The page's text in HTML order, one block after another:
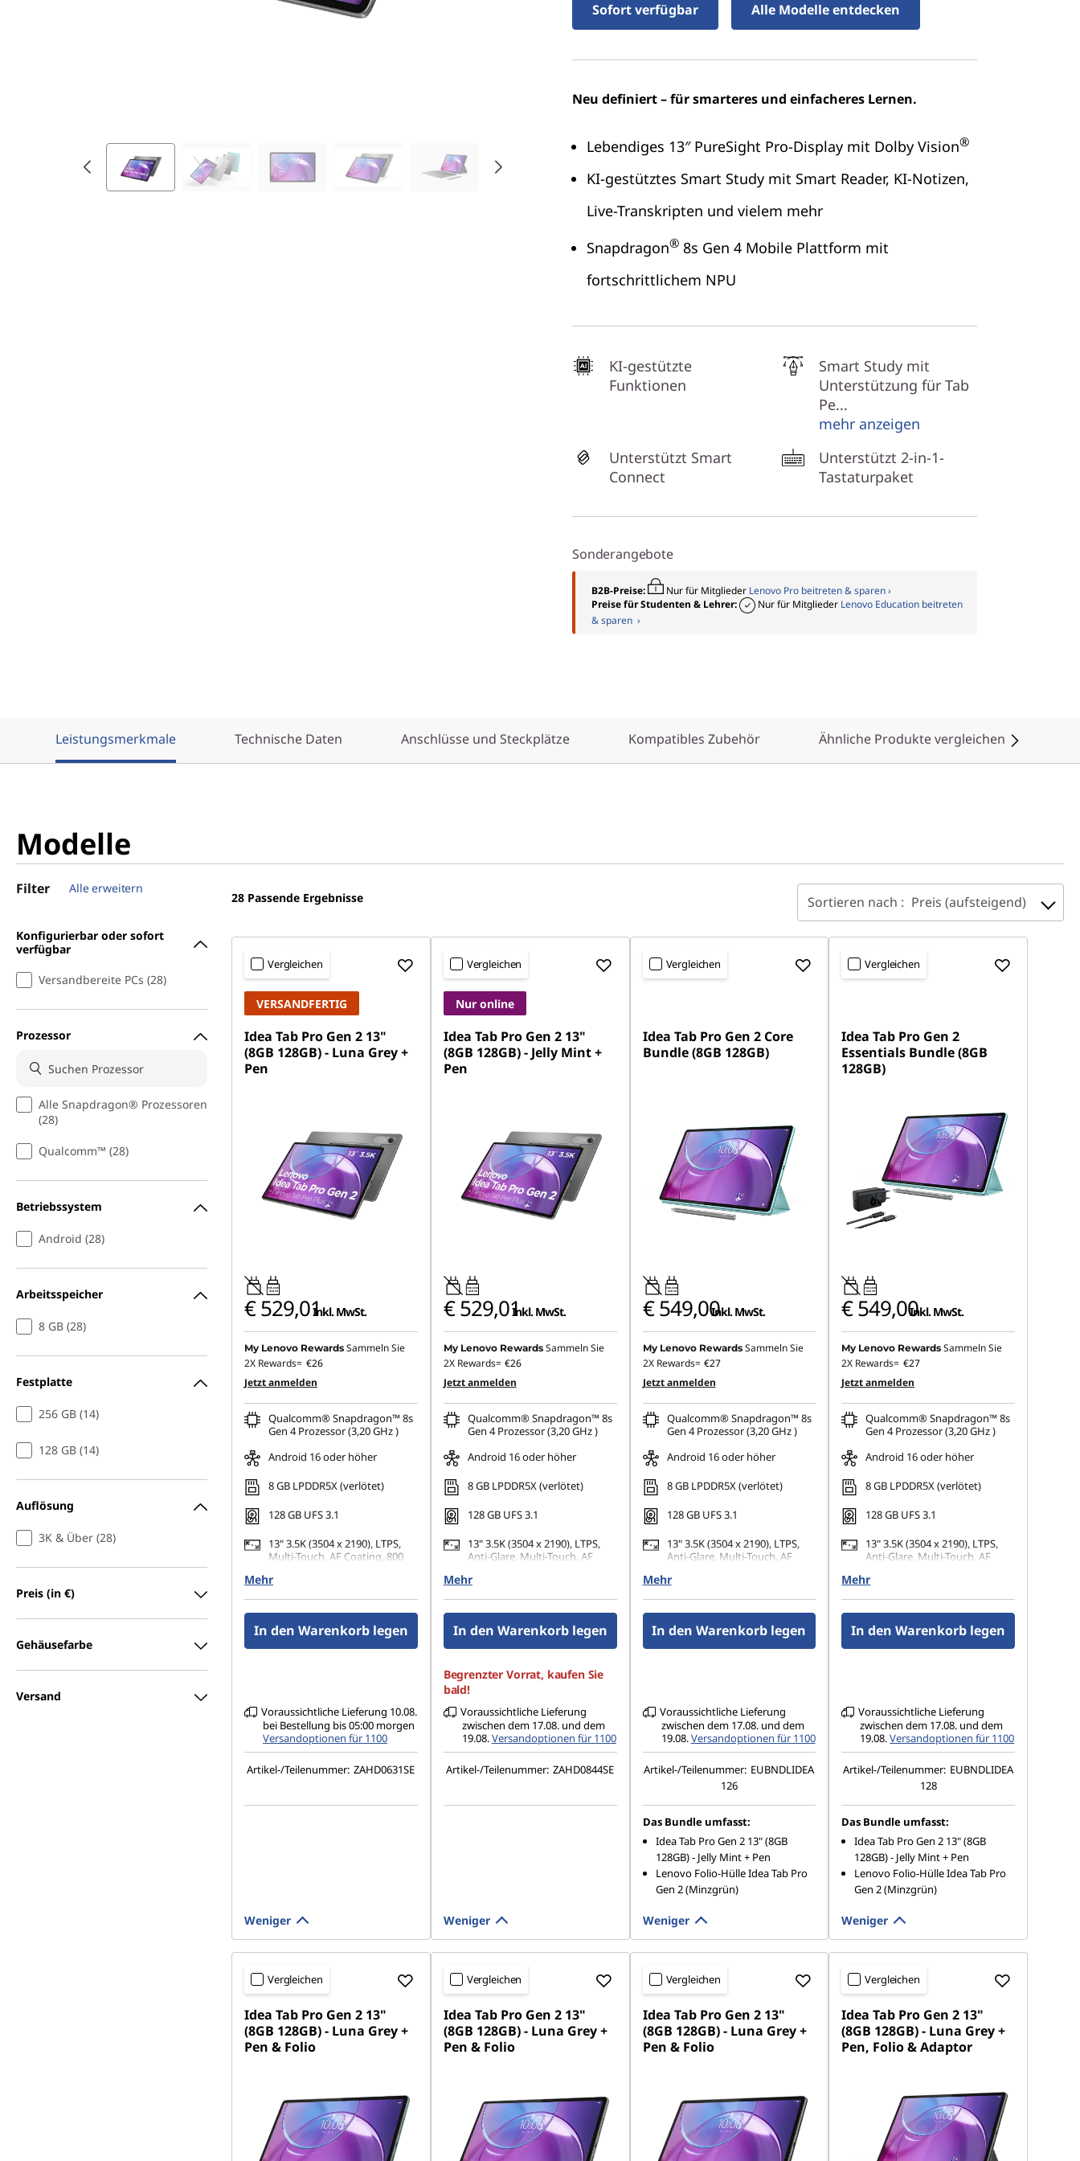
Sofort verfügbar Alle Modelle entdecken
Neu definiert – für smarteres und einfacheres Lernen.
Lebendiges 13″ PureSight Pro-Display mit Dolby Vision®
KI-gestütztes Smart Study mit Smart Reader, KI-Notizen,
Live-Transkripten und vielem mehr
Snapdragon® 8s Gen 4 Mobile Plattform mit
fortschrittlichem NPU
KI-gestützte
Funktionen
Smart Study mit
Unterstützung für Tab
Pe...
mehr anzeigen
Unterstützt Smart
Connect
Unterstützt 2-in-1-
Tastaturpaket
Sonderangebote
B2B-Preise: Nur für Mitglieder Lenovo Pro beitreten & sparen ›
Preise für Studenten & Lehrer:
Nur für Mitglieder Lenovo Education beitreten
& sparen ›
Leistungsmerkmale Technische Daten Anschlüsse und Steckplätze Kompatibles Zubehör Ähnliche Produkte vergleichen
Modelle
Filter Alle erweitern
Konfigurierbar oder sofort
verfügbar
Versandbereite PCs (28)
Prozessor
Alle Snapdragon® Prozessoren
(28)
Qualcomm™ (28)
Betriebssystem
Android (28)
Arbeitsspeicher
8 GB (28)
Festplatte
256 GB (14)
128 GB (14)
Auflösung
3K & Über (28)
Preis (in €)
Gehäusefarbe
Versand
28 Passende Ergebnisse Sortieren nach : Preis (aufsteigend)
Vergleichen
VERSANDFERTIG
Idea Tab Pro Gen 2 13"
(8GB 128GB) - Luna Grey +
Pen
20W-60W
USB PD
€ 529,01Inkl. MwSt.
My Lenovo Rewards Sammeln Sie
2X Rewards= €26
Jetzt anmelden
Qualcomm® Snapdragon™ 8s
Gen 4 Prozessor (3,20 GHz )
Android 16 oder höher
8 GB LPDDR5X (verlötet)
128 GB UFS 3.1
13" 3.5K (3504 x 2190), LTPS,
Multi-Touch, AF Coating, 800
(Gesichtserkennung)
Mehr
In den Warenkorb legen
Voraussichtliche Lieferung 10.08.
bei Bestellung bis 05:00 morgen
Versandoptionen für 1100
Artikel-/Teilenummer: ZAHD0631SE
Weniger
Vergleichen
Nur online
Idea Tab Pro Gen 2 13"
(8GB 128GB) - Jelly Mint +
Pen
20W-60W
USB PD
€ 529,01Inkl. MwSt.
My Lenovo Rewards Sammeln Sie
2X Rewards= €26
Jetzt anmelden
Qualcomm® Snapdragon™ 8s
Gen 4 Prozessor (3,20 GHz )
Android 16 oder höher
8 GB LPDDR5X (verlötet)
128 GB UFS 3.1
13" 3.5K (3504 x 2190), LTPS,
Anti-Glare, Multi-Touch, AF
(Gesichtserkennung)
Mehr
In den Warenkorb legen
Begrenzter Vorrat, kaufen Sie
bald!
Voraussichtliche Lieferung
zwischen dem 17.08. und dem
19.08.Versandoptionen für 1100
Artikel-/Teilenummer: ZAHD0844SE
Weniger
Vergleichen
Idea Tab Pro Gen 2 Core
Bundle (8GB 128GB)
20W-60W
USB PD
€ 549,00Inkl. MwSt.
My Lenovo Rewards Sammeln Sie
2X Rewards= €27
Jetzt anmelden
Qualcomm® Snapdragon™ 8s
Gen 4 Prozessor (3,20 GHz )
Android 16 oder höher
8 GB LPDDR5X (verlötet)
128 GB UFS 3.1
13" 3.5K (3504 x 2190), LTPS,
Anti-Glare, Multi-Touch, AF
(Gesichtserkennung)
Mehr
In den Warenkorb legen
Voraussichtliche Lieferung
zwischen dem 17.08. und dem
19.08.Versandoptionen für 1100
Artikel-/Teilenummer: EUBNDLIDEA
126
Das Bundle umfasst:
Idea Tab Pro Gen 2 13" (8GB
128GB) - Jelly Mint + Pen
Lenovo Folio-Hülle Idea Tab Pro
Gen 2 (Minzgrün)
Weniger
Vergleichen
Idea Tab Pro Gen 2
Essentials Bundle (8GB
128GB)
20W-60W
USB PD
€ 549,00Inkl. MwSt.
My Lenovo Rewards Sammeln Sie
2X Rewards= €27
Jetzt anmelden
Qualcomm® Snapdragon™ 8s
Gen 4 Prozessor (3,20 GHz )
Android 16 oder höher
8 GB LPDDR5X (verlötet)
128 GB UFS 3.1
13" 3.5K (3504 x 2190), LTPS,
Anti-Glare, Multi-Touch, AF
(Gesichtserkennung)
Mehr
In den Warenkorb legen
Voraussichtliche Lieferung
zwischen dem 17.08. und dem
19.08.Versandoptionen für 1100
Artikel-/Teilenummer: EUBNDLIDEA
128
Das Bundle umfasst:
Idea Tab Pro Gen 2 13" (8GB
128GB) - Jelly Mint + Pen
Lenovo Folio-Hülle Idea Tab Pro
Gen 2 (Minzgrün)
Weniger
Vergleichen
Idea Tab Pro Gen 2 13"
(8GB 128GB) - Luna Grey +
Pen & Folio
Vergleichen
Idea Tab Pro Gen 2 13"
(8GB 128GB) - Luna Grey +
Pen & Folio
Vergleichen
Idea Tab Pro Gen 2 13"
(8GB 128GB) - Luna Grey +
Pen & Folio
Vergleichen
Idea Tab Pro Gen 2 13"
(8GB 128GB) - Luna Grey +
Pen, Folio & Adaptor